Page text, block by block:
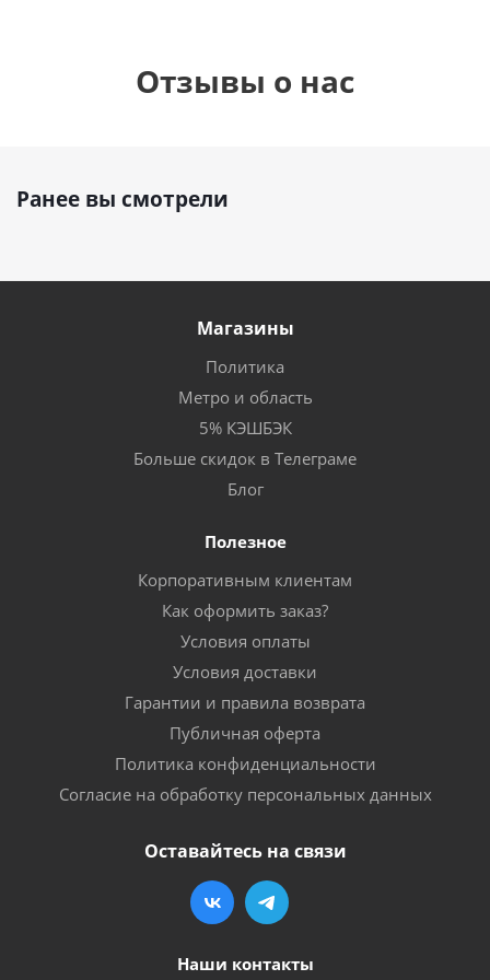
Отзывы о нас
Ранее вы смотрели
Магазины
Политика
Метро и область
5% КЭШБЭК
Больше скидок в Телеграме
Блог
Полезное
Корпоративным клиентам
Как оформить заказ?
Условия оплаты
Условия доставки
Гарантии и правила возврата
Публичная оферта
Политика конфиденциальности
Согласие на обработку персональных данных
Оставайтесь на связи
Наши контакты